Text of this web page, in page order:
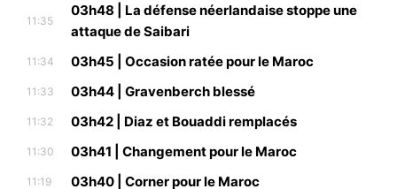
11:35
03h48 | La défense néerlandaise stoppe une
attaque de Saibari
11:34 03h45 | Occasion ratée pour le Maroc
11:33 03h44 | Gravenberch blessé
11:32 03h42 | Diaz et Bouaddi remplacés
11:30 03h41 | Changement pour le Maroc
11:19 03h40 | Corner pour le Maroc